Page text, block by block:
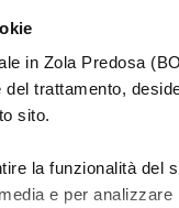
in Zola Predosa
trattamento,
sito.
la funzionalità del
e per